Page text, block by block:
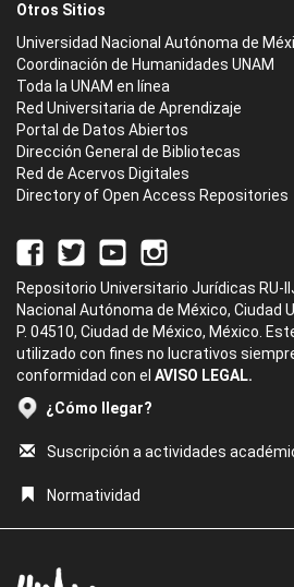
Otros Sitios
Universidad Nacional Autónoma de
Coordinación de Humanidades UNAM
Toda la UNAM en línea
Red Universitaria de Aprendizaje
Portal de Datos Abiertos
Dirección General de Bibliotecas
Red de Acervos Digitales
Directory of Open Access Repositories
Repositorio Universitario Jurídicas RU-
Nacional Autónoma de México, Ciudad
P. 04510, Ciudad de México, México.
utilizado con fines no lucrativos
conformidad con el AVISO LEGAL.
¿Cómo llegar?
Suscripción a actividades
Normatividad